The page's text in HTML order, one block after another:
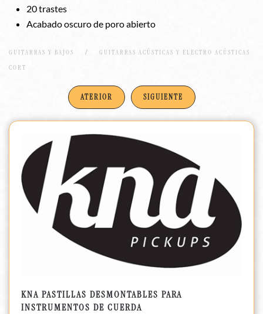
20 trastes
Acabado oscuro de poro abierto
GUITARRAS Y BAJOS
GUITARRAS ACÚSTICAS Y ELECTRO ACÚSTICAS
CORT
ATERIOR SIGUIENTE
KNA PASTILLAS DESMONTABLES PARA
INSTRUMENTOS DE CUERDA